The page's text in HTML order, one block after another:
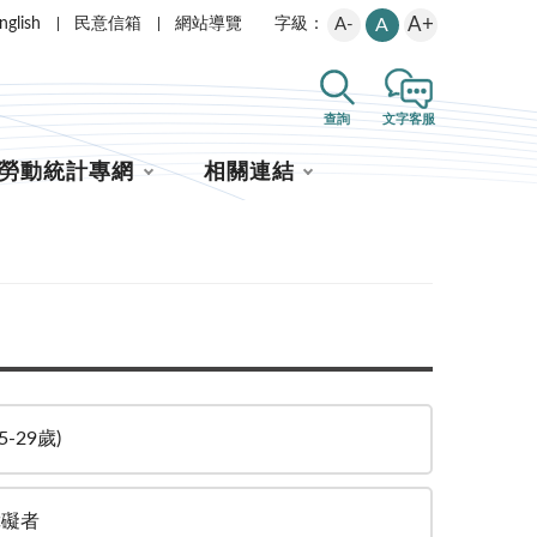
民意信箱 網站導覽 字級： A- A A+
查詢 文字客服
動統計專網 相關連結
29歲)
者